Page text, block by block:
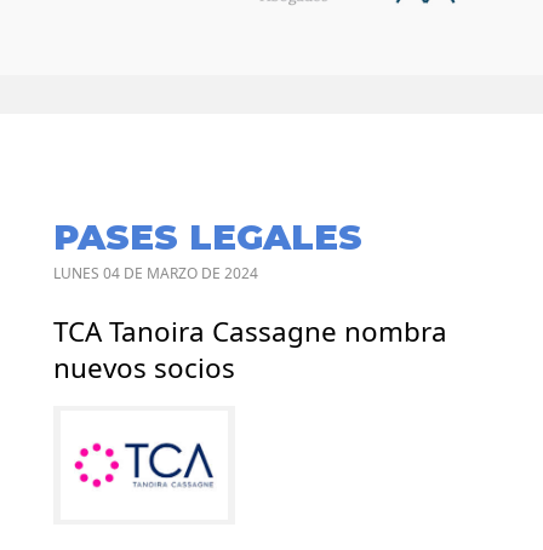
PASES LEGALES
LUNES 04 DE MARZO DE 2024
TCA Tanoira Cassagne nombra
nuevos socios